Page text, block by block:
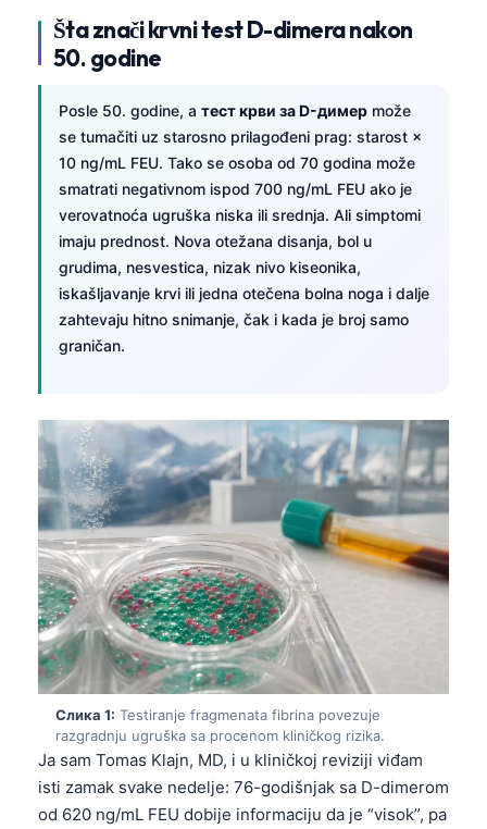
Šta znači krvni test D-dimera nakon
50. godine
Posle 50. godine, a тест крви за D-димер može
se tumačiti uz starosno prilagođeni prag: starost ×
10 ng/mL FEU. Tako se osoba od 70 godina može
smatrati negativnom ispod 700 ng/mL FEU ako je
verovatnoća ugruška niska ili srednja. Ali simptomi
imaju prednost. Nova otežana disanja, bol u
grudima, nesvestica, nizak nivo kiseonika,
iskašljavanje krvi ili jedna otečena bolna noga i dalje
zahtevaju hitno snimanje, čak i kada je broj samo
graničan.
Слика 1: Testiranje fragmenata fibrina povezuje
razgradnju ugruška sa procenom kliničkog rizika.
Ja sam Tomas Klajn, MD, i u kliničkoj reviziji viđam
isti zamak svake nedelje: 76-godišnjak sa D-dimerom
od 620 ng/mL FEU dobije informaciju da je “visok”, pa